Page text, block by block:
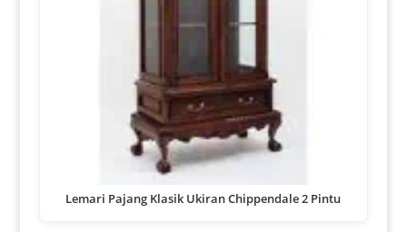
Lemari Pajang Klasik Ukiran Chippendale 2 Pintu